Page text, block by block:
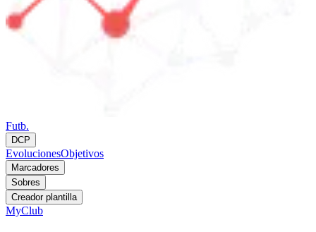
Futb.
DCP
EvolucionesObjetivos
Marcadores
Sobres
Creador plantilla
MyClub